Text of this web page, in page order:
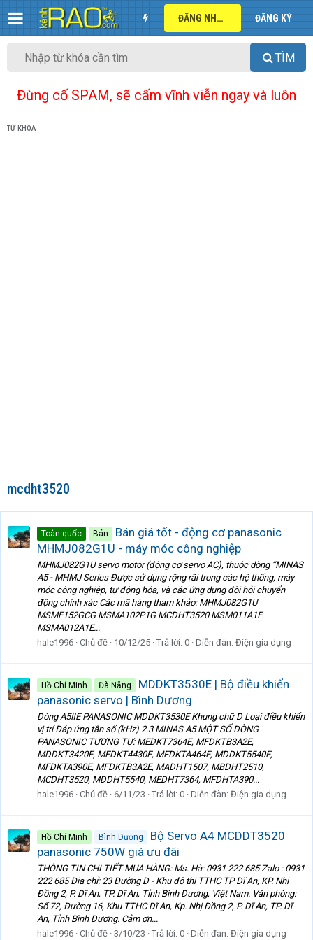
ĐĂNG NHẬP ĐĂNG KÝ
TÌM
Đừng cố SPAM, sẽ cấm vĩnh viễn ngay và luôn
TỪ KHÓA
mcdht3520
Toàn quốc Bán
Bán giá tốt - động cơ panasonic
MHMJ082G1U - máy móc công nghiệp
MHMJ082G1U servo motor (động cơ servo AC), thuộc dòng “MINAS
A5 - MHMJ Series Được sử dụng rộng rãi trong các hệ thống, máy
móc công nghiệp, tự động hóa, và các ứng dụng đòi hỏi chuyển
động chính xác Các mã hàng tham khảo: MHMJ082G1U
MSME152GCG MSMA102P1G MCDHT3520 MSM011A1E
MSMA012A1E...
hale1996 Chủ đề 10/12/25 Trả lời: 0 Diễn đàn: Điện gia dụng
Hồ Chí Minh Đà Nẵng
MDDKT3530E | Bộ điều khiển
panasonic servo | Bình Dương
Dòng A5ⅡE PANASONIC MDDKT3530E Khung chữ D Loại điều khiển
vị trí Đáp ứng tần số (kHz) 2.3 MINAS A5 MỘT SỐ DÒNG
PANASONIC TƯƠNG TỰ: MEDKT7364E, MFDKTB3A2E,
MDDKT3420E, MEDKT4430E, MFDKTA464E, MDDKT5540E,
MFDKTA390E, MFDKTB3A2E, MADHT1507, MBDHT2510,
MCDHT3520, MDDHT5540, MEDHT7364, MFDHTA390...
hale1996 Chủ đề 6/11/23 Trả lời: 0 Diễn đàn: Điện gia dụng
Hồ Chí Minh Bình Dương
Bộ Servo A4 MCDDT3520
panasonic 750W giá ưu đãi
THÔNG TIN CHI TIẾT MUA HÀNG: Ms. Hà: 0931 222 685 Zalo : 0931
222 685 Địa chỉ: 23 Đường D - Khu đô thị TTHC TP Dĩ An, KP. Nhị
Đồng 2, P. Dĩ An, TP. Dĩ An, Tỉnh Bình Dương, Việt Nam. Văn phòng:
Số 72, Đường 16, Khu TTHC Dĩ An, Kp. Nhị Đồng 2, P. Dĩ An, TP. Dĩ
An, Tỉnh Bình Dương. Cảm ơn...
hale1996 Chủ đề 3/10/23 Trả lời: 0 Diễn đàn: Điện gia dụng